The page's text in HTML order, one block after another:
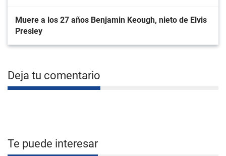
Muere a los 27 años Benjamin Keough, nieto de Elvis
Presley
Deja tu comentario
Te puede interesar